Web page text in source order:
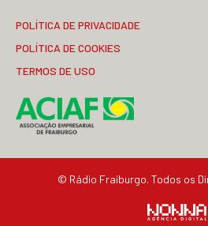
POLÍTICA DE PRIVACIDADE
POLÍTICA DE COOKIES
TERMOS DE USO
© Rádio Fraiburgo. Todos os